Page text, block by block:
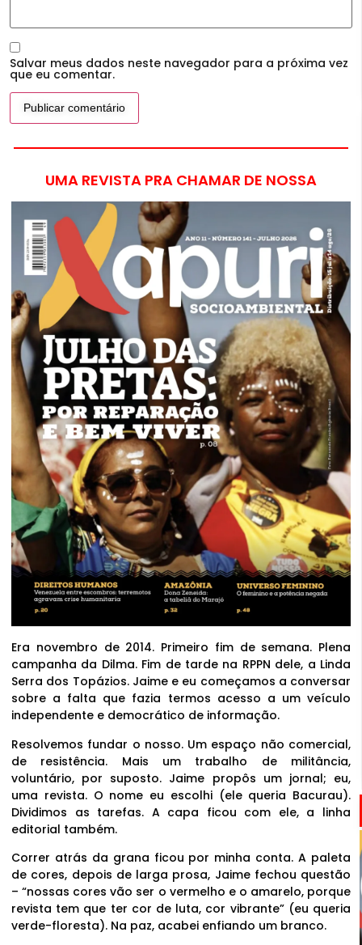
Salvar meus dados neste navegador para a próxima vez
que eu comentar.
UMA REVISTA PRA CHAMAR DE NOSSA
Era novembro de 2014. Primeiro fim de semana. Plena
campanha da Dilma. Fim de tarde na RPPN dele, a Linda
Serra dos Topázios. Jaime e eu começamos a conversar
sobre a falta que fazia termos acesso a um veículo
independente e democrático de informação.
Resolvemos fundar o nosso. Um espaço não comercial,
de resistência. Mais um trabalho de militância,
voluntário, por suposto. Jaime propôs um jornal; eu,
uma revista. O nome eu escolhi (ele queria Bacurau).
Dividimos as tarefas. A capa ficou com ele, a linha
editorial também.
Correr atrás da grana ficou por minha conta. A paleta
de cores, depois de larga prosa, Jaime fechou questão
– “nossas cores vão ser o vermelho e o amarelo, porque
revista tem que ter cor de luta, cor vibrante” (eu queria
verde-floresta). Na paz, acabei enfiando um branco.